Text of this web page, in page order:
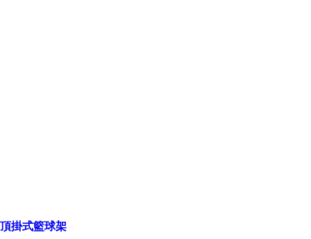
頂掛式籃球架